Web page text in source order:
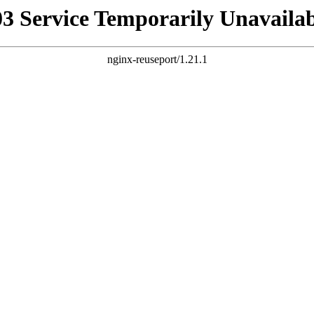
Service Temporarily
nginx-reuseport/1.21.1